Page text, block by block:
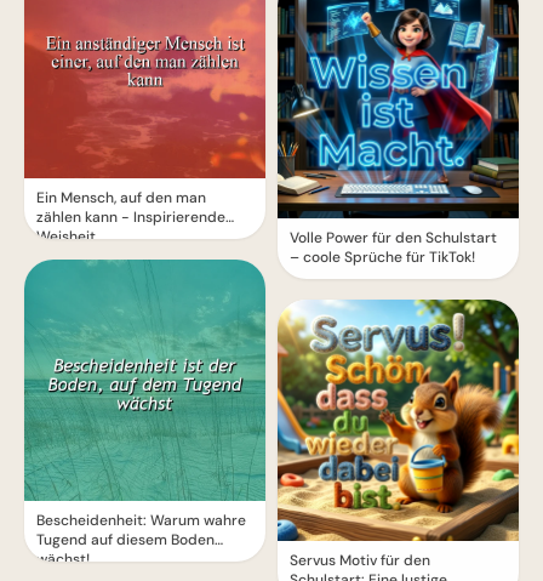
Ein Mensch, auf den man
zählen kann - Inspirierende
Weisheit
Bescheidenheit: Warum wahre
Tugend auf diesem Boden
wächst!
Volle Power für den Schulstart
– coole Sprüche für TikTok!
Servus Motiv für den